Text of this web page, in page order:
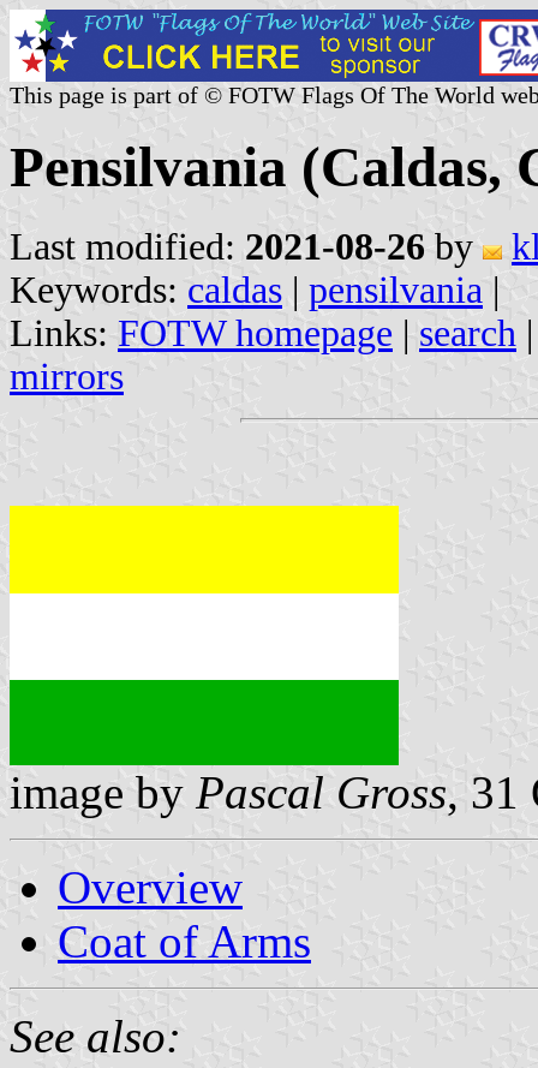
This page is part of © FOTW Flags Of The World
Pensilvania (Caldas,
Last modified: 2021-08-26 by
Keywords: caldas | pensilvania |
Links: FOTW homepage | search
mirrors
image by Pascal Gross, 31
Overview
Coat of Arms
See also: